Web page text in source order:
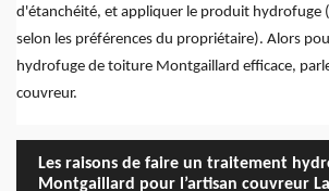
d'étanchéité, et appliquer le produit hydrofuge
selon les préférences du propriétaire). Alors
hydrofuge de toiture Montgaillard efficace,
couvreur.
Les raisons de faire un traitement
Montgaillard pour l’artisan couvreur